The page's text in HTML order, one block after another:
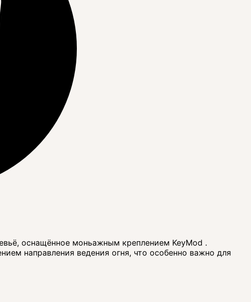
оснащённое моньажным креплением KeyMod .
направления ведения огня, что особенно важно для